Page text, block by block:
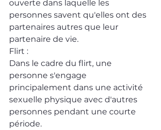
ouverte dans laquelle les
personnes savent qu'elles ont des
partenaires autres que leur
partenaire de vie.
Flirt :
Dans le cadre du flirt, une
personne s'engage
principalement dans une activité
sexuelle physique avec d'autres
personnes pendant une courte
période.